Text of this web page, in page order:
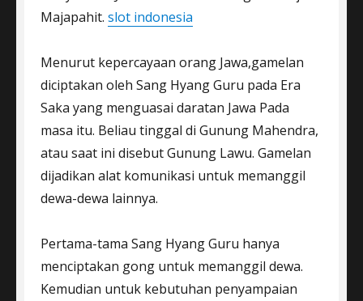
Majapahit. slot indonesia
Menurut kepercayaan orang Jawa,gamelan
diciptakan oleh Sang Hyang Guru pada Era
Saka yang menguasai daratan Jawa Pada
masa itu. Beliau tinggal di Gunung Mahendra,
atau saat ini disebut Gunung Lawu. Gamelan
dijadikan alat komunikasi untuk memanggil
dewa-dewa lainnya.
Pertama-tama Sang Hyang Guru hanya
menciptakan gong untuk memanggil dewa.
Kemudian untuk kebutuhan penyampaian